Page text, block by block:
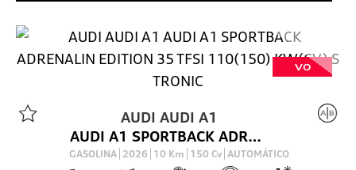
VO
AUDIAUDI A1
AUDI A1 SPORTBACK ADRENALIN EDITION 35 TFSI 110(150) KW(CV) S TRONIC
GASOLINA 2026 10 Km 150 Cv AUTOMÁTICO